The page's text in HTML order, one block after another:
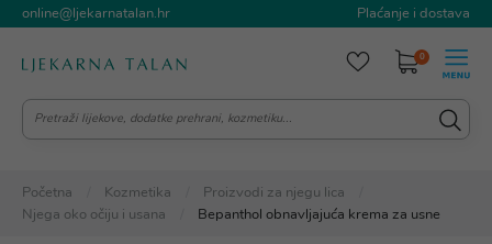
online@ljekarnatalan.hr Plaćanje i dostava
0
Početna Kozmetika
Proizvodi za njegu lica
Njega oko očiju i usana
Bepanthol obnavljajuća krema za usne